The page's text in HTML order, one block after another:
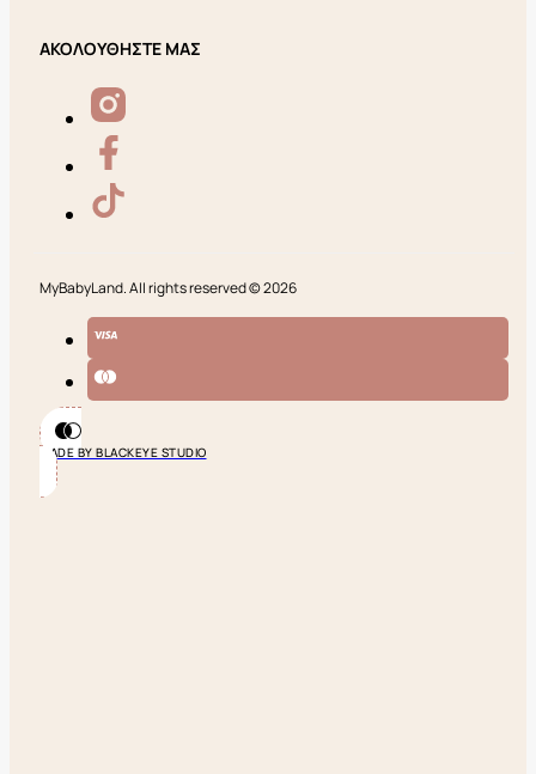
ΑΚΟΛΟΥΘΗΣΤΕ ΜΑΣ
MyBabyLand. All rights reserved © 2026
MADE BY BLACKEYE STUDIO